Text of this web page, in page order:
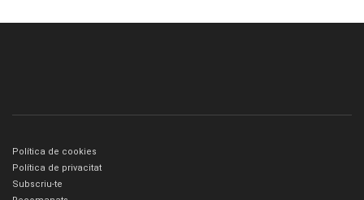
Política de cookies
Política de privacitat
Subscriu-te